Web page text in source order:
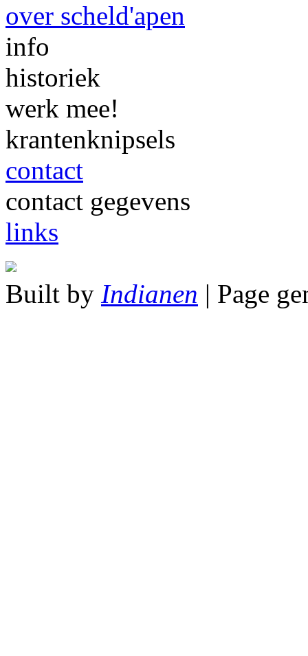
over scheld'apen
info
historiek
werk mee!
krantenknipsels
contact
contact gegevens
links
Built by Indianen | Page